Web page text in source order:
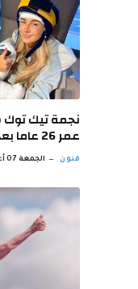
نجمة تيك
عمر 26 عاما بعد صراع مع سرطان نادر
فنون الجمعة 07 أغسطس 12:24 م